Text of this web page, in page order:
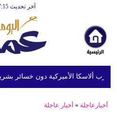
آخر تحديث GMT17:17:15
أخبارعاجلة » أخبار عاجلة